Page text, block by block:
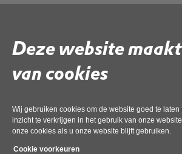
Deze website
van cookies
Wij gebruiken cookies om de website goed te
inzicht te verkrijgen in het gebruik van onze
onze cookies als u onze website blijft gebruiken.
Cookie voorkeuren
pdf, 1MB
Begroting 2024
Begroting 2023